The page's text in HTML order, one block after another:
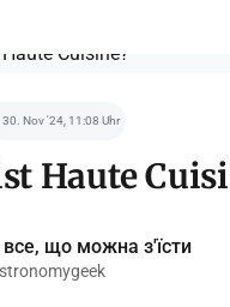
30. Nov '24, 11:08 Uhr
Haute
що можна з'їсти